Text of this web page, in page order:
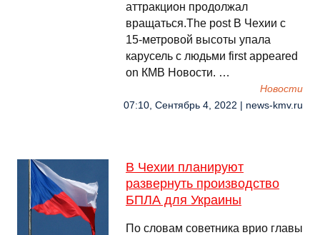
аттракцион продолжал
вращаться.The post В Чехии c
15-метровой высоты упала
карусель с людьми first appeared
on КМВ Новости. …
Новости
07:10, Сентябрь 4, 2022 | news-kmv.ru
В Чехии планируют
развернуть производство
БПЛА для Украины
По словам советника врио главы